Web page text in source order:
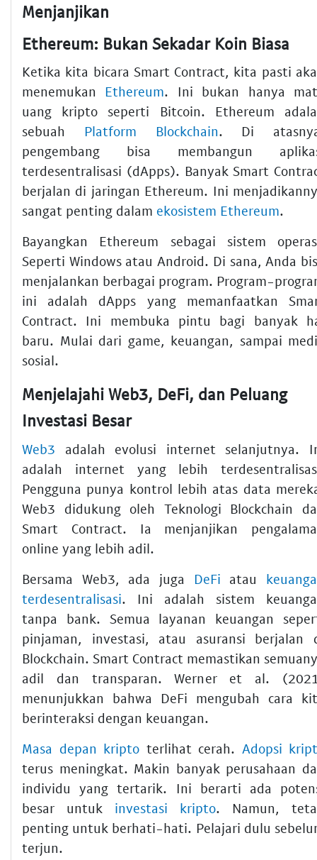
Menjanjikan
Ethereum: Bukan Sekadar Koin Biasa
Ketika kita bicara Smart Contract, kita pasti
menemukan Ethereum. Ini bukan hanya
uang kripto seperti Bitcoin. Ethereum
sebuah Platform Blockchain. Di
pengembang bisa membangun
terdesentralisasi (dApps). Banyak Smart
berjalan di jaringan Ethereum. Ini
sangat penting dalam ekosistem Ethereum.
Bayangkan Ethereum sebagai sistem
Seperti Windows atau Android. Di sana, Anda
menjalankan berbagai program. Program-
ini adalah dApps yang memanfaatkan
Contract. Ini membuka pintu bagi banyak
baru. Mulai dari game, keuangan, sampai
sosial.
Menjelajahi Web3, DeFi, dan Peluang
Investasi Besar
Web3 adalah evolusi internet selanjutnya.
adalah internet yang lebih
Pengguna punya kontrol lebih atas data
Web3 didukung oleh Teknologi Blockchain
Smart Contract. Ia menjanjikan
online yang lebih adil.
Bersama Web3, ada juga DeFi atau
terdesentralisasi. Ini adalah sistem
tanpa bank. Semua layanan keuangan
pinjaman, investasi, atau asuransi berjalan
Blockchain. Smart Contract memastikan
adil dan transparan. Werner et al.
menunjukkan bahwa DeFi mengubah cara
berinteraksi dengan keuangan.
Masa depan kripto terlihat cerah. Adopsi
terus meningkat. Makin banyak perusahaan
individu yang tertarik. Ini berarti ada
besar untuk investasi kripto. Namun,
penting untuk berhati-hati. Pelajari dulu
terjun.